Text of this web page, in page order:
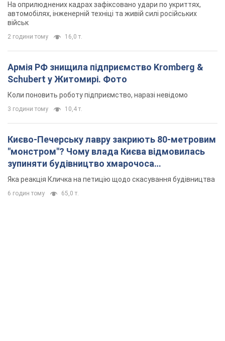
На оприлюднених кадрах зафіксовано удари по укриттях,
автомобілях, інженерній техніці та живій силі російських
військ
2 години тому 16,0 т.
Армія РФ знищила підприємство Kromberg &
Schubert у Житомирі. Фото
Коли поновить роботу підприємство, наразі невідомо
3 години тому 10,4 т.
Києво-Печерську лавру закриють 80-метровим
"монстром"? Чому влада Києва відмовилась
зупиняти будівництво хмарочоса
"московського вірянина"
Яка реакція Кличка на петицію щодо скасування будівництва
6 годин тому 65,0 т.